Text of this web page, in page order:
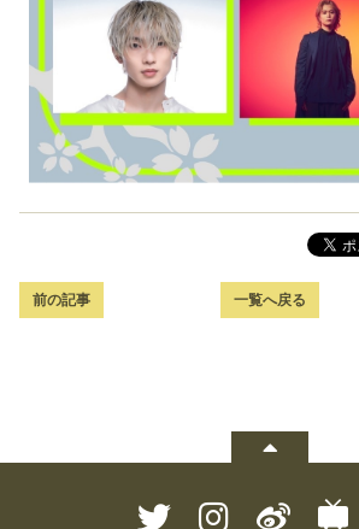
前の記事 一覧へ戻る